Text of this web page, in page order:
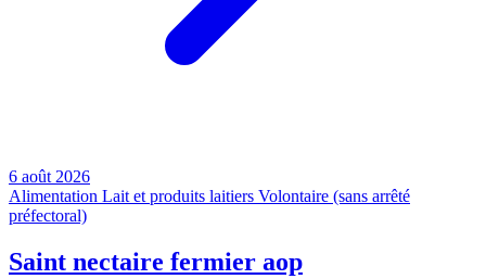
6 août 2026
Alimentation Lait et produits laitiers Volontaire (sans arrêté
préfectoral)
Saint nectaire fermier aop